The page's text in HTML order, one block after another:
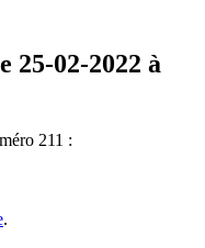
25-02-2022 à
211 :
.